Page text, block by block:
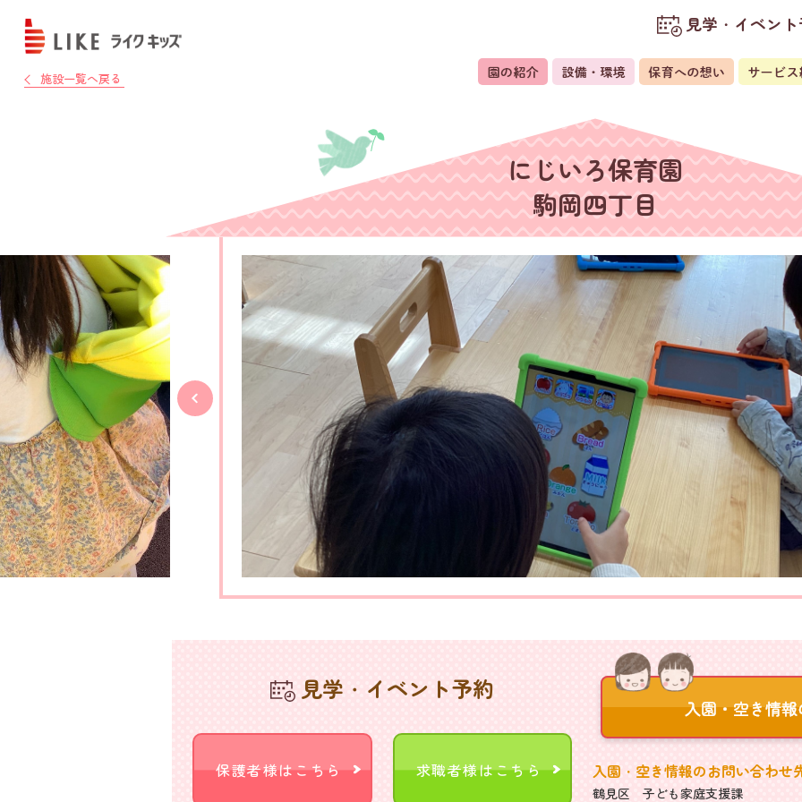
施設一覧へ戻る
見学・イベン
にじいろ保育園
駒岡四丁目
見学・イベント予約
保護者様はこちら 求職者様はこちら 入園・空き情報のお問い合わせ
鶴見区 子ども家庭支援課